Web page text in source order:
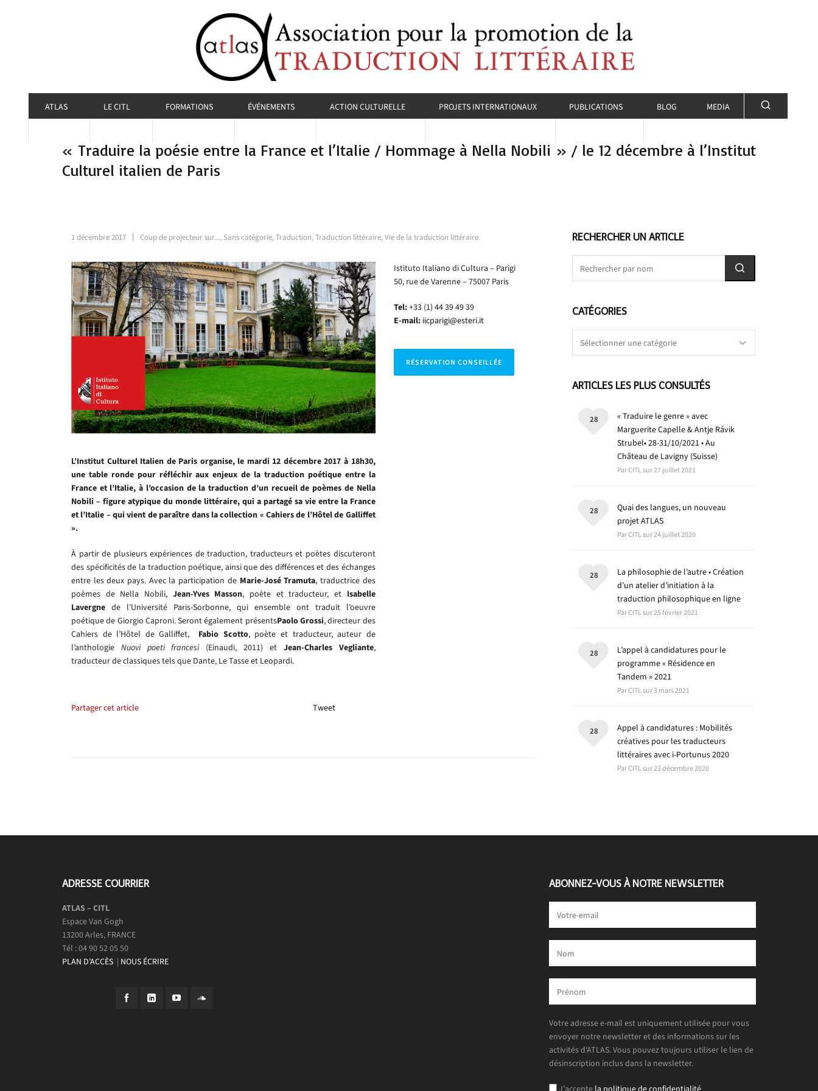
ATLAS LE CITL FORMATIONS ÉVÉNEMENTS ACTION CULTURELLE PROJETS INTERNATIONAUX PUBLICATIONS BLOG MEDIA
« Traduire la poésie entre la France et l’Italie / Hommage à Nella Nobili » / le 12 décembre à l’Institut
Culturel italien de Paris
1 décembre 2017 Coup de projecteur sur..., Sans catégorie,Traduction,Traduction littéraire,Vie de la traduction littéraire
L’Institut Culturel Italien de Paris organise, le mardi 12 décembre 2017 à 18h30,
une table ronde pour réfléchir aux enjeux de la traduction poétique entre la
France et l’Italie, à l’occasion de la traduction d’un recueil de poèmes de Nella
Nobili – figure atypique du monde littéraire, qui a partagé sa vie entre la France
et l’Italie – qui vient de paraître dans la collection « Cahiers de l’Hôtel de Galliffet
».
À partir de plusieurs expériences de traduction, traducteurs et poètes discuteront
des spécificités de la traduction poétique, ainsi que des différences et des échanges
entre les deux pays. Avec la participation de Marie-José Tramuta, traductrice des
poèmes de Nella Nobili, Jean-Yves Masson, poète et traducteur, et Isabelle
Lavergne de l’Université Paris-Sorbonne, qui ensemble ont traduit l’oeuvre
poétique de Giorgio Caproni. Seront également présentsPaolo Grossi, directeur des
Cahiers de l’Hôtel de Galliffet, Fabio Scotto, poète et traducteur, auteur de
l’anthologie Nuovi poeti francesi(Einaudi, 2011) et Jean-Charles Vegliante,
traducteur de classiques tels que Dante, Le Tasse et Leopardi.
Istituto Italiano di Cultura – Parigi
50, rue de Varenne – 75007 Paris
Tel:+33 (1) 44 39 49 39
E-mail: iicparigi@esteri.it
RÉSERVATION CONSEILLÉE
Partager cet article Tweet
RECHERCHER UN ARTICLE
CATÉGORIES
ARTICLES LES PLUS CONSULTÉS
« Traduire le genre » avec
Marguerite Capelle & Antje Rávik
Strubel• 28-31/10/2021 • Au
Château de Lavigny (Suisse)
Par CITL sur 27 juillet 2021
28
Quai des langues, un nouveau
projet ATLAS
Par CITL sur 24 juillet 2020
28
La philosophie de l’autre • Création
d’un atelier d’initiation à la
traduction philosophique en ligne
Par CITL sur 25 février 2021
28
L’appel à candidatures pour le
programme « Résidence en
Tandem » 2021
Par CITL sur 3 mars 2021
28
Appel à candidatures : Mobilités
créatives pour les traducteurs
littéraires avec i-Portunus 2020
Par CITL sur 23 décembre 2020
28
ADRESSE COURRIER
ATLAS – CITL
Espace Van Gogh
13200 Arles, FRANCE
Tél : 04 90 52 05 50
PLAN D’ACCÈS | NOUS ÉCRIRE
ABONNEZ-VOUS À NOTRE NEWSLETTER
Votre adresse e-mail est uniquement utilisée pour vous
envoyer notre newsletter et des informations sur les
activités d'ATLAS. Vous pouvez toujours utiliser le lien de
désinscription inclus dans la newsletter.